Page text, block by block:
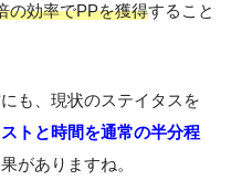
の効率でPPを獲得すること
も、現状のステイタスを
トと時間を通常の半分程
がありますね。